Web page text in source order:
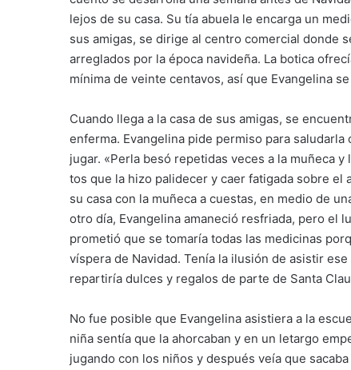
lejos de su casa. Su tía abuela le encarga un
sus amigas, se dirige al centro comercial donde
arreglados por la época navideña. La botica
mínima de veinte centavos, así que Evangelina
Cuando llega a la casa de sus amigas, se
enferma. Evangelina pide permiso para
jugar. «Perla besó repetidas veces a la muñeca
tos que la hizo palidecer y caer fatigada sobre el
su casa con la muñeca a cuestas, en medio de
otro día, Evangelina amaneció resfriada, pero el
prometió que se tomaría todas las medicinas
víspera de Navidad. Tenía la ilusión de asistir
repartiría dulces y regalos de parte de Santa
No fue posible que Evangelina asistiera a la
niña sentía que la ahorcaban y en un letargo
jugando con los niños y después veía que